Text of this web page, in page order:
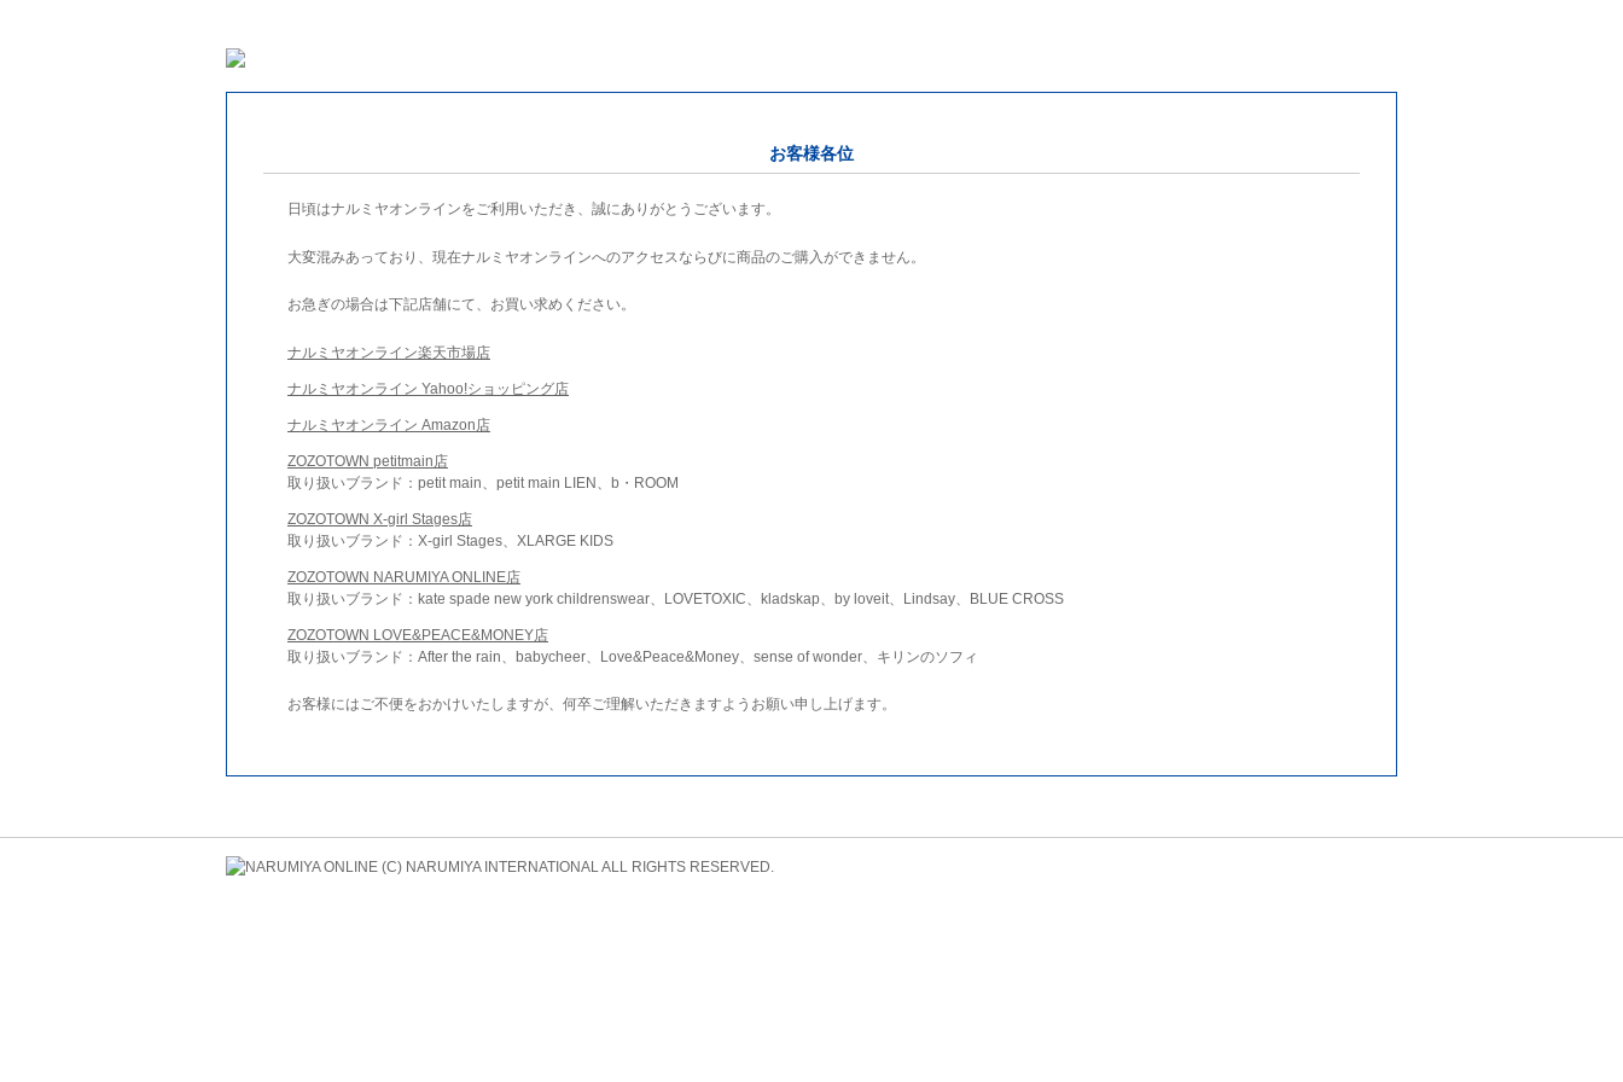
お客様各位
日頃はナルミヤオンラインをご利用いただき、誠にありがとうございます。
大変混みあっており、現在ナルミヤオンラインへのアクセスならびに商品のご購入ができません。
お急ぎの場合は下記店舗にて、お買い求めください。
ナルミヤオンライン楽天市場店
ナルミヤオンライン Yahoo!ショッピング店
ナルミヤオンライン Amazon店
ZOZOTOWN petitmain店
取り扱いブランド：petit main、petit main LIEN、b・ROOM
ZOZOTOWN X-girl Stages店
取り扱いブランド：X-girl Stages、XLARGE KIDS
ZOZOTOWN NARUMIYA ONLINE店
取り扱いブランド：kate spade new york childrenswear、LOVETOXIC、kladskap、by loveit、Lindsay、BLUE CROSS
ZOZOTOWN LOVE&PEACE&MONEY店
取り扱いブランド：After the rain、babycheer、Love&Peace&Money、sense of wonder、キリンのソフィ
お客様にはご不便をおかけいたしますが、何卒ご理解いただきますようお願い申し上げます。